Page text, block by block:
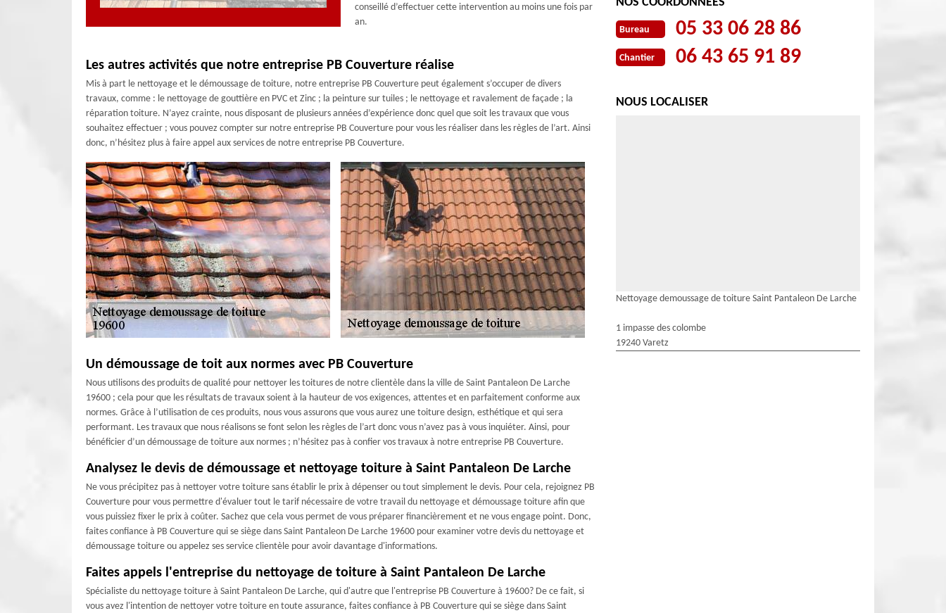
conseillé d’effectuer cette intervention au moins une fois par
an.
Les autres activités que notre entreprise PB Couverture réalise
Mis à part le nettoyage et le démoussage de toiture, notre entreprise PB Couverture peut également s’occuper de divers
travaux, comme : le nettoyage de gouttière en PVC et Zinc ; la peinture sur tuiles ; le nettoyage et ravalement de façade ; la
réparation toiture. N’ayez crainte, nous disposant de plusieurs années d’expérience donc quel que soit les travaux que vous
souhaitez effectuer ; vous pouvez compter sur notre entreprise PB Couverture pour vous les réaliser dans les règles de l’art. Ainsi
donc, n’hésitez plus à faire appel aux services de notre entreprise PB Couverture.
Un démoussage de toit aux normes avec PB Couverture
Nous utilisons des produits de qualité pour nettoyer les toitures de notre clientèle dans la ville de Saint Pantaleon De Larche
19600 ; cela pour que les résultats de travaux soient à la hauteur de vos exigences, attentes et en parfaitement conforme aux
normes. Grâce à l’utilisation de ces produits, nous vous assurons que vous aurez une toiture design, esthétique et qui sera
performant. Les travaux que nous réalisons se font selon les règles de l’art donc vous n’avez pas à vous inquiéter. Ainsi, pour
bénéficier d’un démoussage de toiture aux normes ; n’hésitez pas à confier vos travaux à notre entreprise PB Couverture.
Analysez le devis de démoussage et nettoyage toiture à Saint Pantaleon De Larche
Ne vous précipitez pas à nettoyer votre toiture sans établir le prix à dépenser ou tout simplement le devis. Pour cela, rejoignez PB
Couverture pour vous permettre d'évaluer tout le tarif nécessaire de votre travail du nettoyage et démoussage toiture afin que
vous puissiez fixer le prix à coûter. Sachez que cela vous permet de vous préparer financièrement et ne vous engage point. Donc,
faites confiance à PB Couverture qui se siège dans Saint Pantaleon De Larche 19600 pour examiner votre devis du nettoyage et
démoussage toiture ou appelez ses service clientèle pour avoir davantage d'informations.
Faites appels l'entreprise du nettoyage de toiture à Saint Pantaleon De Larche
Spécialiste du nettoyage toiture à Saint Pantaleon De Larche, qui d'autre que l'entreprise PB Couverture à 19600? De ce fait, si
vous avez l'intention de nettoyer votre toiture en toute assurance, faites confiance à PB Couverture qui se siège dans Saint
Bureau 05 33 06 28 86
Chantier 06 43 65 91 89
NOUS LOCALISER
Nettoyage demoussage de toiture Saint Pantaleon De Larche
1 impasse des colombe
19240 Varetz